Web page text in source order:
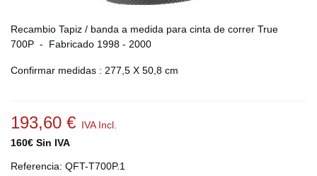
Recambio Tapiz / banda a medida para cinta de correr True
700P - Fabricado 1998 - 2000
Confirmar medidas : 277,5 X 50,8 cm
193,60 € IVA Incl.
160€ Sin IVA
Referencia: QFT-T700P.1